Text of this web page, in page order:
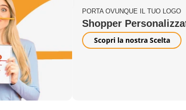
PORTA OVUNQUE IL TUO LOGO
Shopper
Scopri la nostra Scelta